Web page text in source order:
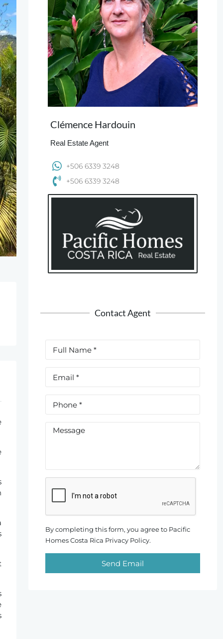
Clémence Hardouin
Real Estate Agent
+506 6339 3248
+506 6339 3248
Contact Agent
By completing this form, you agree to Pacific
Homes Costa Rica Privacy Policy.
Send Email